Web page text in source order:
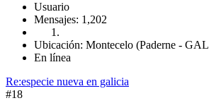
Usuario
Mensajes: 1,202
Ubicación: Montecelo (Paderne -
En línea
Re:especie nueva en galicia
#18